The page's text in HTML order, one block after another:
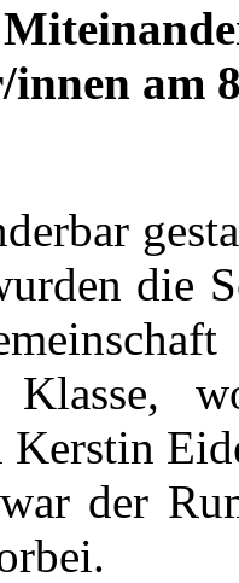
am
die
der